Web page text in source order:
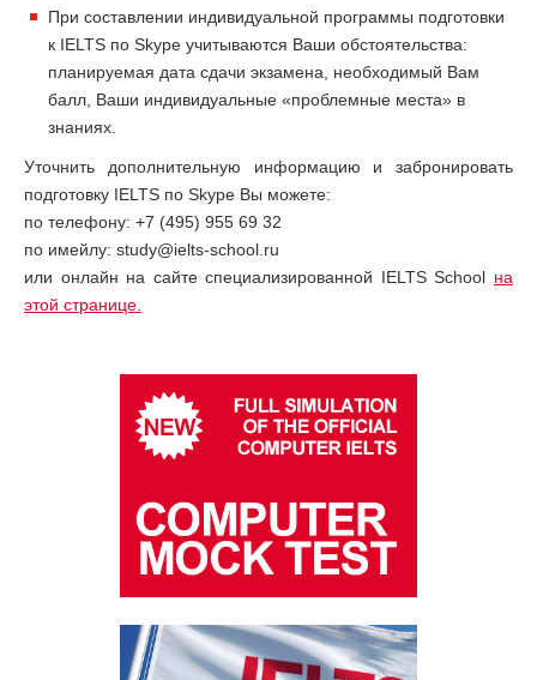
При составлении индивидуальной программы подготовки
к IELTS по Skype учитываются Ваши обстоятельства:
планируемая дата сдачи экзамена, необходимый Вам
балл, Ваши индивидуальные «проблемные места» в
знаниях.
Уточнить дополнительную информацию и забронировать
подготовку IELTS по Skype Вы можете:
по телефону: +7 (495) 955 69 32
по имейлу: study@ielts-school.ru
или онлайн на сайте специализированной IELTS School на
этой странице.